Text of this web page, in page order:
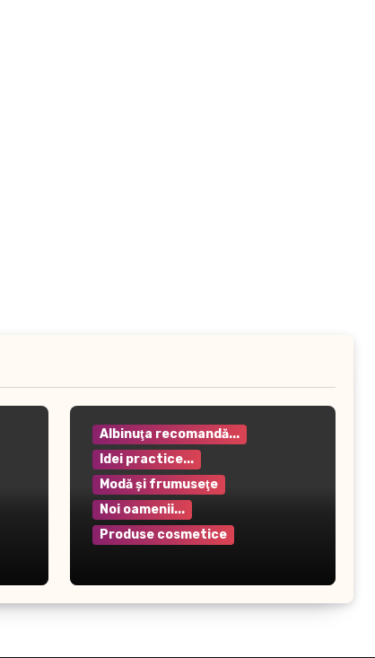
Albinuţa recomandă...
Idei practice...
Modă şi frumuseţe
Noi oamenii...
Produse cosmetice
– Hidratare și protecție
intensivă